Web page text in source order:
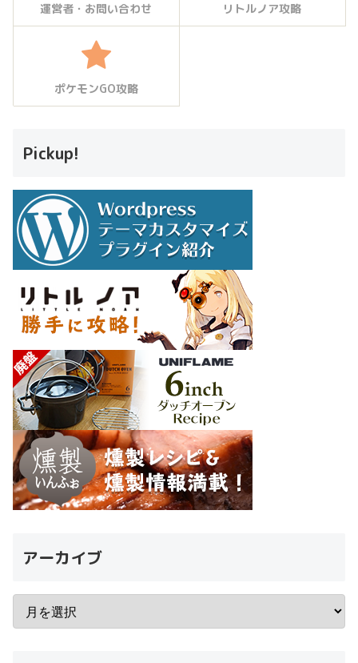
運営者・お問い合わせ リトルノア攻略
ポケモンGO攻略
Pickup!
アーカイブ